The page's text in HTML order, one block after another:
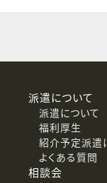
場合があります。
除、利用の停止、
派遣について
派遣について
福利厚生
紹介予定派遣
よくある質問
相談会